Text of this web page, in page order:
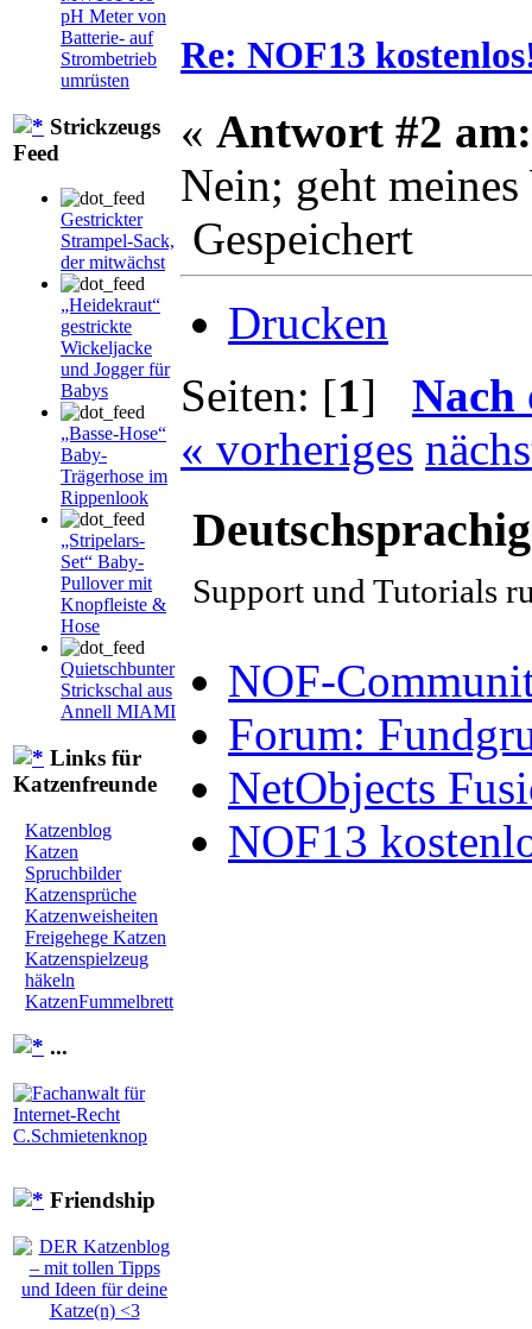
pH Meter von
Batterie- auf
Strombetrieb
umrüsten
Strickzeugs
Feed
Gestrickter
Strampel-Sack,
der mitwächst
„Heidekraut“
gestrickte
Wickeljacke
und Jogger für
Babys
„Basse-Hose“
Baby-
Trägerhose im
Rippenlook
„Stripelars-
Set“ Baby-
Pullover mit
Knopfleiste &
Hose
Quietschbunter
Strickschal aus
Annell MIAMI
Links für
Katzenfreunde
Katzenblog
Katzen
Spruchbilder
Katzensprüche
Katzenweisheiten
Freigehege Katzen
Katzenspielzeug
häkeln
KatzenFummelbrett
...
Friendship
Re: NOF13
« Antwort #2 am:
Nein; geht
Gespeichert
Drucken
Seiten: [1] Nach
« vorheriges
Support und Tutorials
NOF-
Forum:
NetObjects
NOF13